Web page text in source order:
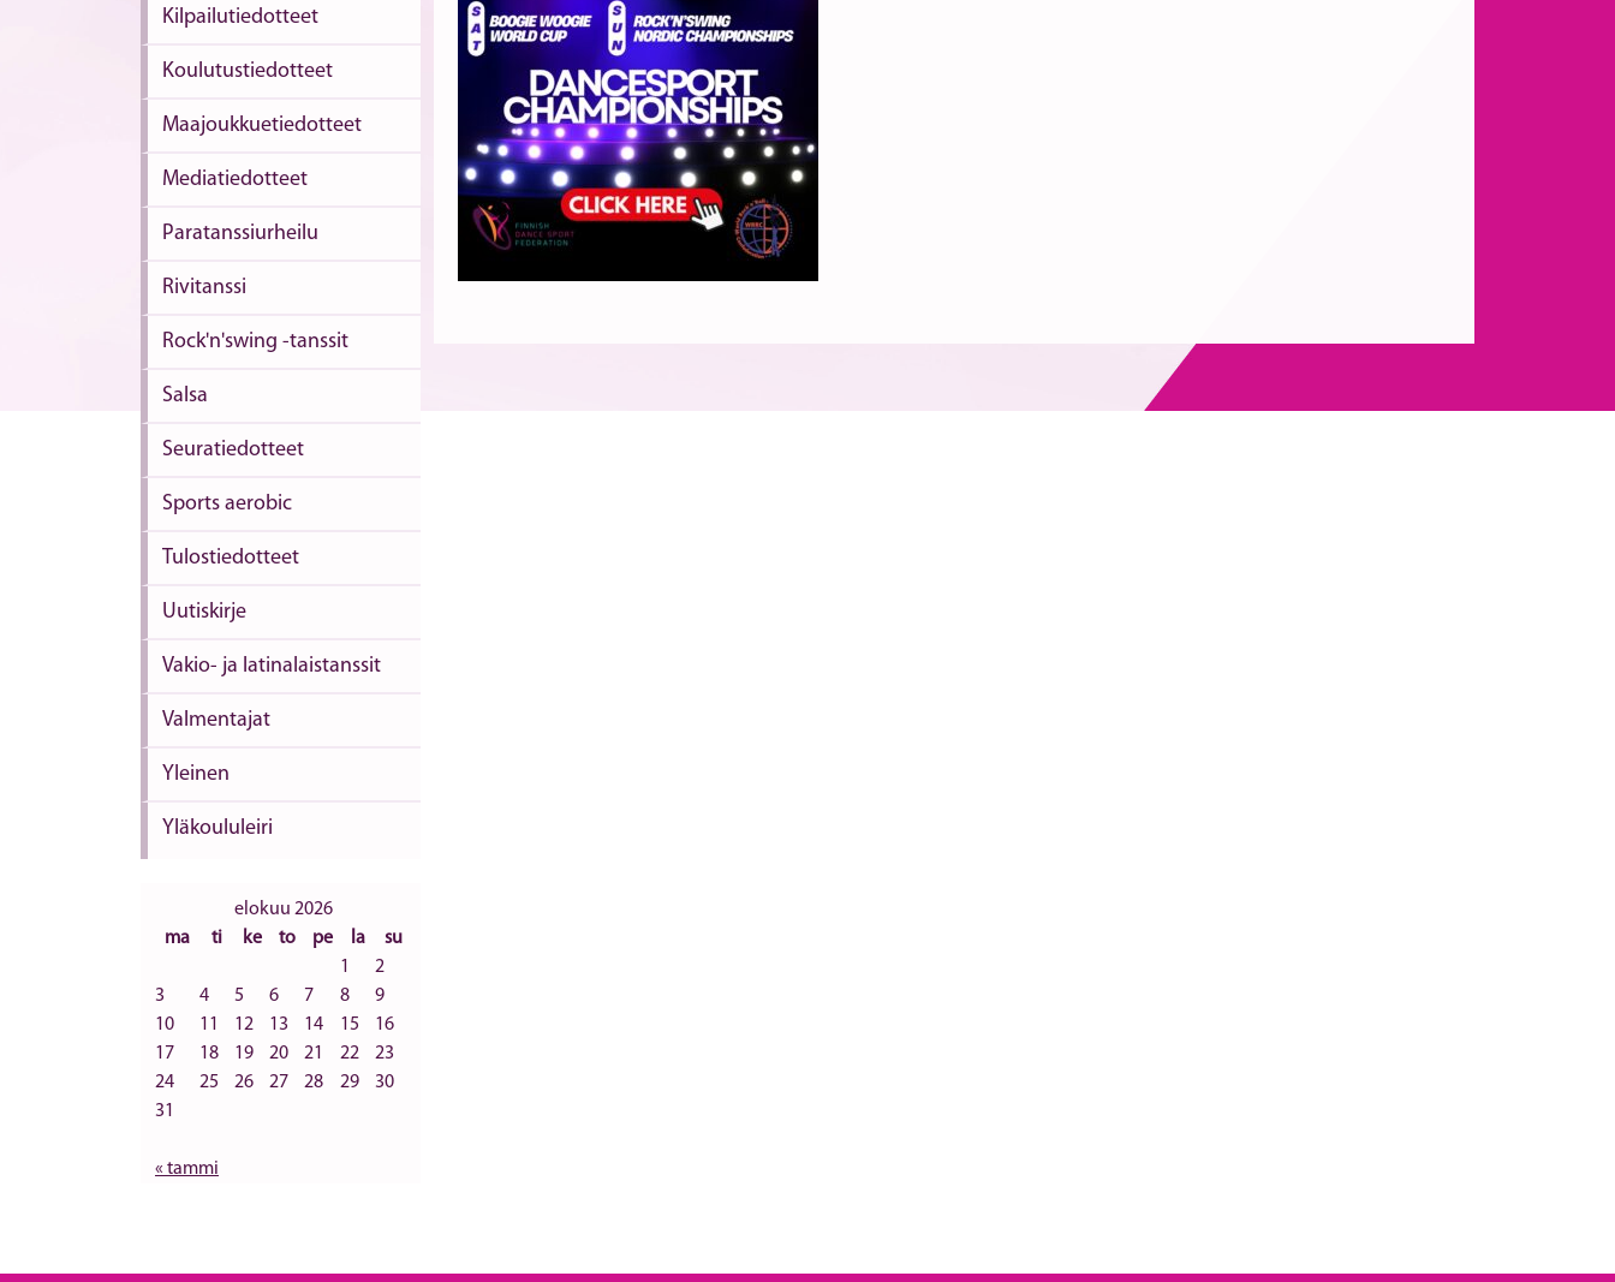
Kilpailutiedotteet
Koulutustiedotteet
Maajoukkuetiedotteet
Mediatiedotteet
Paratanssiurheilu
Rivitanssi
Rock'n'swing -tanssit
Salsa
Seuratiedotteet
Sports aerobic
Tulostiedotteet
Uutiskirje
Vakio- ja latinalaistanssit
Valmentajat
Yleinen
Yläkoululeiri
elokuu 2026
ma
ti ke to pe la
su
1
2
3
4 5 6 7 8
9
10
11 12 13 14 15
16
17
18 19 20 21 22
23
24
25 26 27 28 29
30
31
« tammi